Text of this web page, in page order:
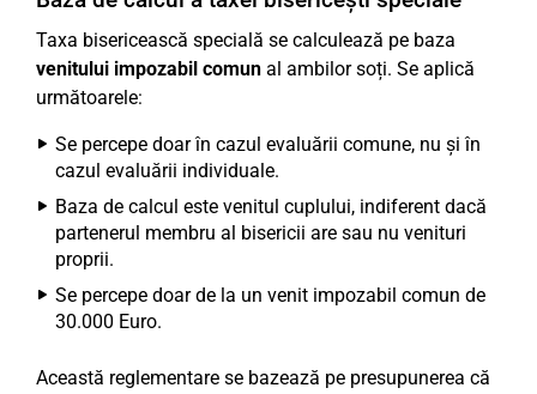
Taxa bisericească specială se calculează pe baza
venitului impozabil comun al ambilor soți. Se aplică
următoarele:
Se percepe doar în cazul evaluării comune, nu și în
cazul evaluării individuale.
Baza de calcul este venitul cuplului, indiferent dacă
partenerul membru al bisericii are sau nu venituri
proprii.
Se percepe doar de la un venit impozabil comun de
30.000 Euro.
Această reglementare se bazează pe presupunerea că